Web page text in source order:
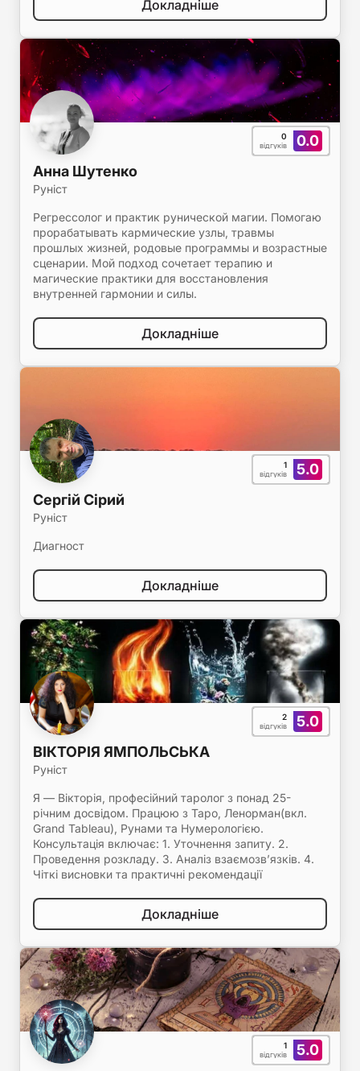
Докладніше
0.0
0
відгуків
Анна Шутенко
Руніст
Регрессолог и практик рунической магии. Помогаю
прорабатывать кармические узлы, травмы
прошлых жизней, родовые программы и возрастные
сценарии. Мой подход сочетает терапию и
магические практики для восстановления
внутренней гармонии и силы.
Докладніше
5.0
1
відгуків
Сергій Сірий
Руніст
Диагност
Докладніше
5.0
2
відгуків
ВІКТОРІЯ ЯМПОЛЬСЬКА
Руніст
Я — Вікторія, професійний таролог з понад 25-
річним досвідом. Працюю з Таро, Ленорман(вкл.
Grand Tableau), Рунами та Нумерологією.
Консультація включає: 1. Уточнення запиту. 2.
Проведення розкладу. 3. Аналіз взаємозв’язків. 4.
Чіткі висновки та практичні рекомендації
Докладніше
5.0
1
відгуків